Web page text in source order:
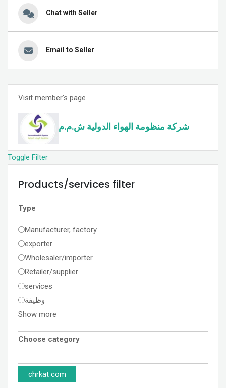
Chat with Seller
Email to Seller
Visit member's page
شركة منظومة الهواء الدولية ش.م.م
Toggle Filter
Products/services filter
Type
Manufacturer, factory
exporter
Wholesaler/importer
Retailer/supplier
services
وظيفة
Show more
Choose category
chrkat com